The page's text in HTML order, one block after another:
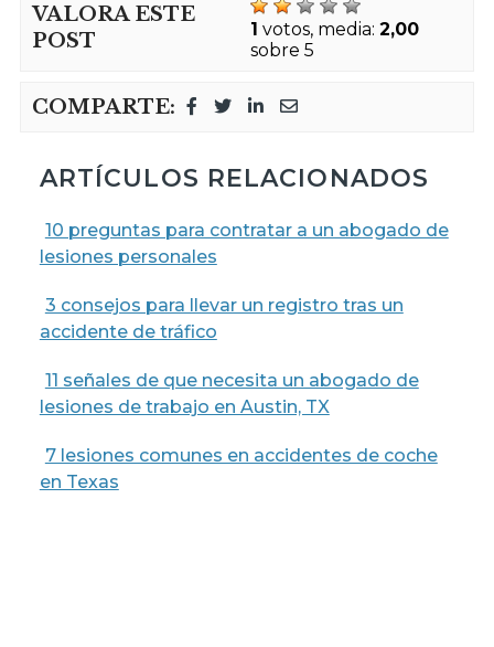
VALORA ESTE
POST
1 votos, media:2,00
sobre 5
COMPARTE:
ARTÍCULOS RELACIONADOS
10 preguntas para contratar a un abogado de
lesiones personales
3 consejos para llevar un registro tras un
accidente de tráfico
11 señales de que necesita un abogado de
lesiones de trabajo en Austin, TX
7 lesiones comunes en accidentes de coche
en Texas